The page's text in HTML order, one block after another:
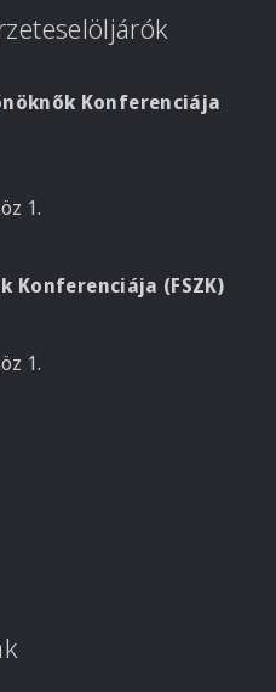
Konferenciája
1.
Konferenciája (FSZK)
1.